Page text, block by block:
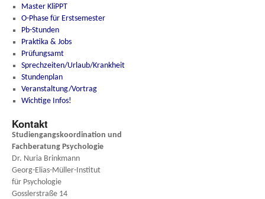
Master KliPPT
O-Phase für Erstsemester
Pb-Stunden
Praktika & Jobs
Prüfungsamt
Sprechzeiten/Urlaub/Krankheit
Stundenplan
Veranstaltung/Vortrag
Wichtige Infos!
Kontakt
Studiengangskoordination und
Fachberatung Psychologie
Dr. Nuria Brinkmann
Georg-Elias-Müller-Institut
für Psychologie
Gosslerstraße 14